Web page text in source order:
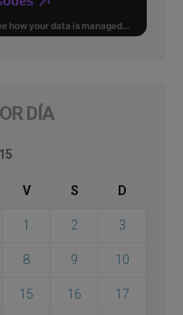
DÍA
V S D
1 2 3
8 9 10
15 16 17